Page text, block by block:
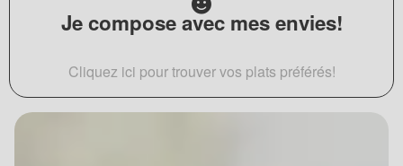
Je compose avec mes envies!
Cliquez ici pour trouver vos plats préférés!